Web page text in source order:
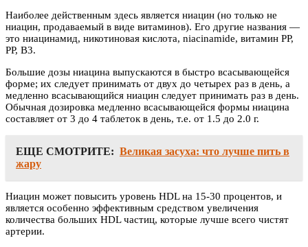
Наиболее действенным здесь является ниацин (но только не
ниацин, продаваемый в виде витаминов). Его другие названия —
это ниацинамид, никотиновая кислота, niacinamide, витамин PP,
PP, B3.
Большие дозы ниацина выпускаются в быстро всасывающейся
форме; их следует принимать от двух до четырех раз в день, а
медленно всасывающийся ниацин следует принимать раз в день.
Обычная дозировка медленно всасывающейся формы ниацина
составляет от 3 до 4 таблеток в день, т.е. от 1.5 до 2.0 г.
ЕЩЕ СМОТРИТЕ: Великая засуха: что лучше пить в
жару
Ниацин может повысить уровень HDL на 15-30 процентов, и
является особенно эффективным средством увеличения
количества больших HDL частиц, которые лучше всего чистят
артерии.